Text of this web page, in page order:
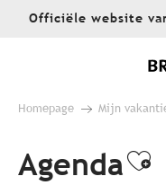
AllerOfficiële website
Homepage Mijn
Agenda